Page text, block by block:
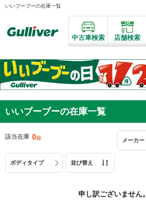
いいブーブーの在庫一覧
中古車検索 店舗検索
いいブーブーの在庫一覧
該当在庫 0 メーカー
ボディタイプ 並び替え
申し訳ございません。